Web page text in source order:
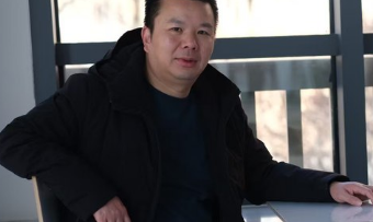
教学基地
人才培养体系
人才培养特色
研究方向